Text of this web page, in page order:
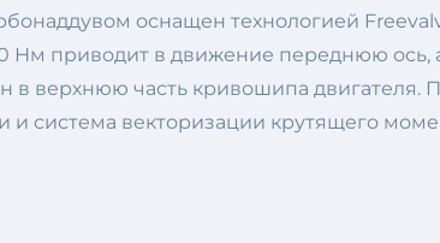
оснащен технологией
приводит в движение переднюю ось, а
в верхнюю часть кривошипа двигателя.
система векторизации крутящего